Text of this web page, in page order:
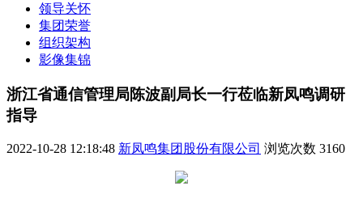
领导关怀
集团荣誉
组织架构
影像集锦
浙江省通信管理局陈波副局长一行莅临新凤鸣调研
指导
2022-10-28 12:18:48 新凤鸣集团股份有限公司 浏览次数 3160